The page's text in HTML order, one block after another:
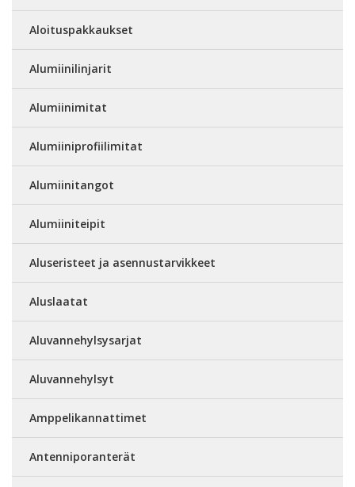
Aloituspakkaukset
Alumiinilinjarit
Alumiinimitat
Alumiiniprofiilimitat
Alumiinitangot
Alumiiniteipit
Aluseristeet ja asennustarvikkeet
Aluslaatat
Aluvannehylsysarjat
Aluvannehylsyt
Amppelikannattimet
Antenniporanterät